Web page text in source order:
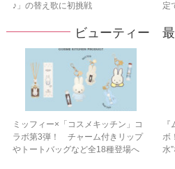
♪」の替え歌に初挑戦
定
ビューティー
ミッフィー×「コスメキッチン」コ
ラボ第3弾！ チャーム付きリップ
やトートバッグなど全18種登場へ
ボ
水